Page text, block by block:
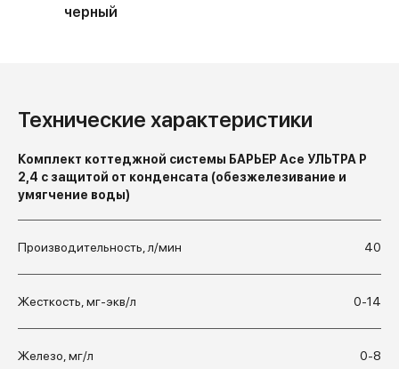
черный
Технические характеристики
Комплект коттеджной системы БАРЬЕР Ace УЛЬТРА P
2,4 с защитой от конденсата (обезжелезивание и
умягчение воды)
Производительность, л/мин 40
Жесткость, мг-экв/л 0-14
Железо, мг/л 0-8